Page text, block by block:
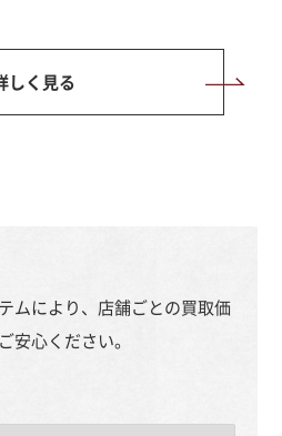
しく見る
ムにより、店舗ごとの買取価
安心ください。